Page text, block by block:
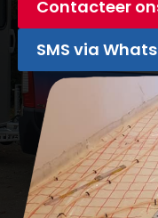
Contacteer
SMS via